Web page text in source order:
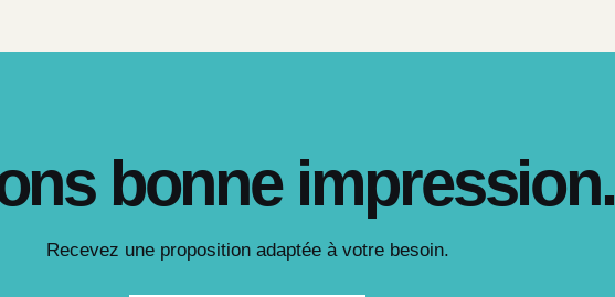
bonne impression.
Recevez une proposition adaptée à votre besoin.